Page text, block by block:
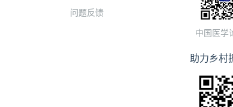
问题反馈
中国医学
助力乡村